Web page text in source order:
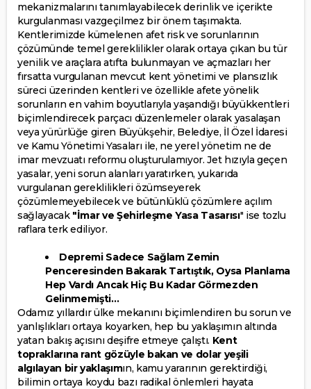
mekanizmalarını tanımlayabilecek derinlik ve içerikte
kurgulanması vazgeçilmez bir önem taşımakta.
Kentlerimizde kümelenen afet risk ve sorunlarının
çözümünde temel gereklilikler olarak ortaya çıkan bu tür
yenilik ve araçlara atıfta bulunmayan ve açmazları her
fırsatta vurgulanan mevcut kent yönetimi ve plansızlık
süreci üzerinden kentleri ve özellikle afete yönelik
sorunların en vahim boyutlarıyla yaşandığı büyükkentleri
biçimlendirecek parçacı düzenlemeler olarak yasalaşan
veya yürürlüğe giren Büyükşehir, Belediye, İl Özel İdaresi
ve Kamu Yönetimi Yasaları ile, ne yerel yönetim ne de
imar mevzuatı reformu oluşturulamıyor. Jet hızıyla geçen
yasalar, yeni sorun alanları yaratırken, yukarıda
vurgulanan gereklilikleri özümseyerek
çözümlemeyebilecek ve bütünlüklü çözümlere açılım
sağlayacak "İmar ve Şehirleşme Yasa Tasarısı" ise tozlu
raflara terk ediliyor.
Depremi Sadece Sağlam Zemin
Penceresinden Bakarak Tartıştık, Oysa Planlama
Hep Vardı Ancak Hiç Bu Kadar Görmezden
Gelinmemişti…
Odamız yıllardır ülke mekanını biçimlendiren bu sorun ve
yanlışlıkları ortaya koyarken, hep bu yaklaşımın altında
yatan bakış açısını deşifre etmeye çalıştı. Kent
topraklarına rant gözüyle bakan ve dolar yeşili
algılayan bir yaklaşımın, kamu yararının gerektirdiği,
bilimin ortaya koydu bazı radikal önlemleri hayata